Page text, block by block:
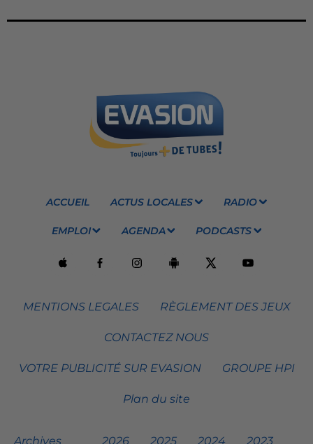
ACCUEIL ACTUS LOCALES RADIO
EMPLOI AGENDA PODCASTS
MENTIONS LEGALES RÈGLEMENT DES JEUX
CONTACTEZ NOUS
VOTRE PUBLICITÉ SUR EVASION GROUPE HPI
Plan du site
Archives 2026 2025 2024 2023